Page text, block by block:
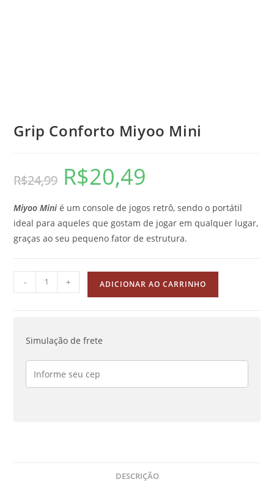
Grip Conforto Miyoo Mini
R$24,99
O
preço
original
R$24,99.
R$20,49
R$20,49.
Miyoo Minié um console de jogos retrô, sendo o portátil
ideal para aqueles que gostam de jogar em qualquer lugar,
graças ao seu pequeno fator de estrutura.
Conforto
quantidade
- + ADICIONAR AO CARRINHO
Simulação de frete
DESCRIÇÃO